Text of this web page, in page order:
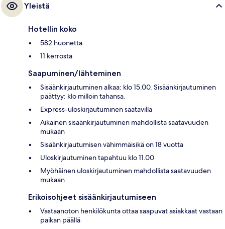
Yleistä
Hotellin koko
582 huonetta
11 kerrosta
Saapuminen/lähteminen
Sisäänkirjautuminen alkaa: klo 15.00. Sisäänkirjautuminen
päättyy: klo milloin tahansa.
Express-uloskirjautuminen saatavilla
Aikainen sisäänkirjautuminen mahdollista saatavuuden
mukaan
Sisäänkirjautumisen vähimmäisikä on 18 vuotta
Uloskirjautuminen tapahtuu klo 11.00
Myöhäinen uloskirjautuminen mahdollista saatavuuden
mukaan
Erikoisohjeet sisäänkirjautumiseen
Vastaanoton henkilökunta ottaa saapuvat asiakkaat vastaan
paikan päällä